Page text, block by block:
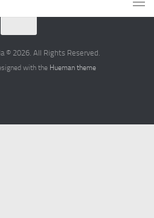
© 2026. All Rights Reserved.
with the Hueman theme